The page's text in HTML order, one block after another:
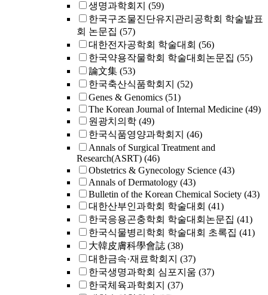
생명과학회지 (59)
한국구조물진단유지관리공학회 학술발표
회 논문집 (57)
대한전자공학회 학술대회 (56)
한국약용작물학회 학술대회논문집 (55)
論文集 (53)
한국축산식품학회지 (52)
Genes & Genomics (51)
The Korean Journal of Internal Medicine (49)
원광치의학 (49)
한국식품영양과학회지 (46)
Annals of Surgical Treatment and
Research(ASRT) (46)
Obstetrics & Gynecology Science (43)
Annals of Dermatology (43)
Bulletin of the Korean Chemical Society (43)
대한산부인과학회 학술대회 (41)
한국응용곤충학회 학술대회논문집 (41)
한국식물병리학회 학술대회 초록집 (41)
大韓皮膚科學會誌 (38)
대한금속·재료학회지 (37)
한국생명과학회 심포지움 (37)
한국체육과학회지 (37)